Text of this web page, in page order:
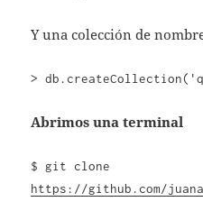
Y una colección de
>
Abrimos una terminal
$ git clone
https://github.com/